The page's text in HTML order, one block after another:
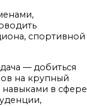
спортивной
— добиться
на крупный
навыками в сфере